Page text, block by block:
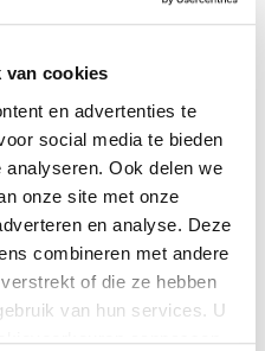
van cookies
en advertenties te
social media te bieden
Ook delen we
onze site met onze
en analyse. Deze
combineren met andere
of die ze hebben
van hun services. U
aanpassen
ik uitleggen wat er mis
dit boek omdat het nodig
doet dat met een mens,
omgeving? Tegen welke
bots je? Met
ook weer slapen als je
volledig beheerst?
welke vragen kunnen
en wat onderzoeken ze